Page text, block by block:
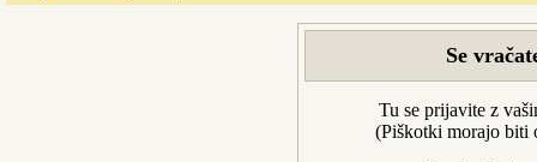
Se
Tu se prijavite z
(Piškotki morajo biti